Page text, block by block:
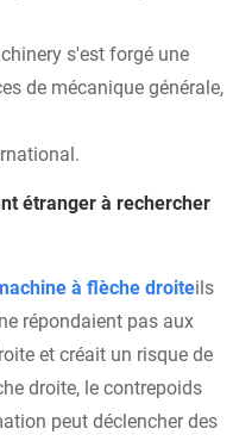
s'est forgé une
de mécanique générale,
étranger à rechercher
à flèche droiteils
répondaient pas aux
et créait un risque de
droite, le contrepoids
peut déclencher des